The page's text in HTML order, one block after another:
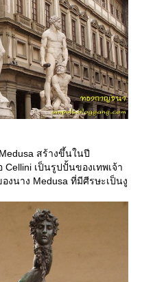
สร้างขึ้นในปี
เป็นรูปปั้นของเทพเจ้า
งนาง Medusa ที่มีศีรษะเป็นงู